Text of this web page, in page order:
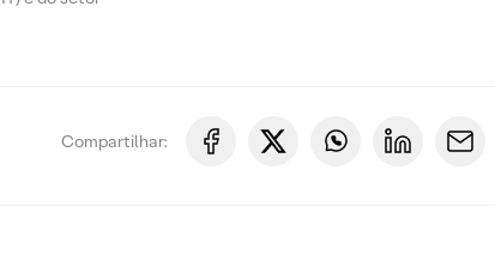
Compartilhar: